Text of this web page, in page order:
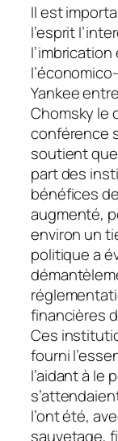
Il est
l’esprit
Yankee
Chomsky le
conférence
soutient
part des
bénéfices
augmenté,
environ un
politique a
financières
Ces
fourni
l’aidant à le
l’ont été,
sauvetage,